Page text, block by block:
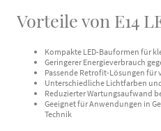
Vorteile von E14
Kompakte LED-Bauformen für
Geringerer Energieverbrauch
Passende Retrofit-Lösungen für
Unterschiedliche Lichtfarben
Reduzierter Wartungsaufwand
Geeignet für Anwendungen in
Technik